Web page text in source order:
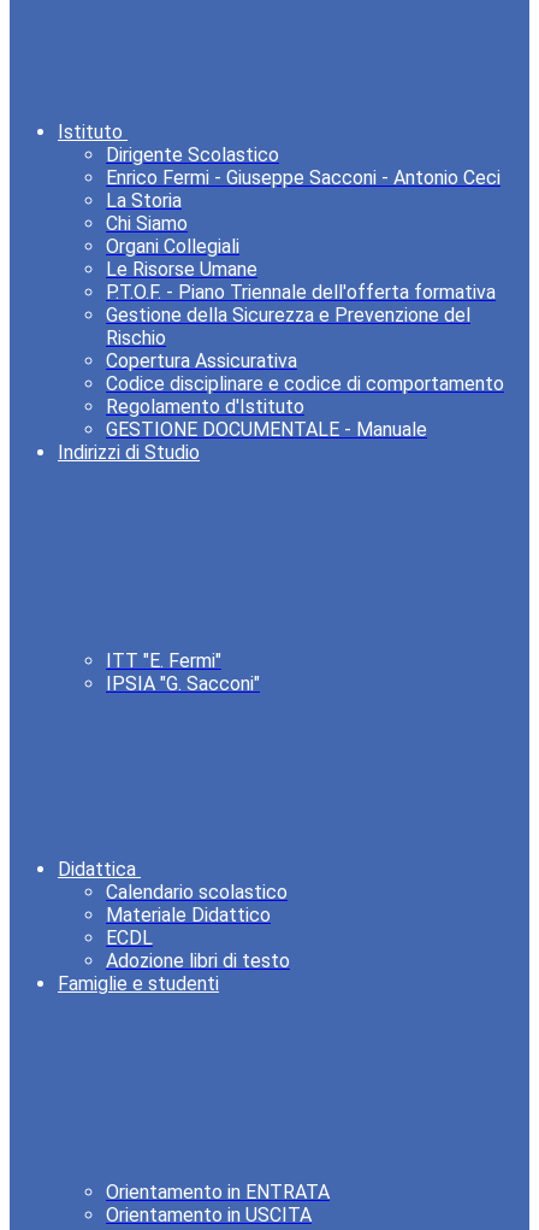
Istituto
Dirigente Scolastico
Enrico Fermi - Giuseppe Sacconi - Antonio Ceci
La Storia
Chi Siamo
Organi Collegiali
Le Risorse Umane
P.T.O.F. - Piano Triennale dell'offerta formativa
Gestione della Sicurezza e Prevenzione del
Rischio
Copertura Assicurativa
Codice disciplinare e codice di comportamento
Regolamento d'Istituto
GESTIONE DOCUMENTALE - Manuale
Indirizzi di Studio
ITT "E. Fermi"
IPSIA "G. Sacconi"
Didattica
Calendario scolastico
Materiale Didattico
ECDL
Adozione libri di testo
Famiglie e studenti
Orientamento in ENTRATA
Orientamento in USCITA